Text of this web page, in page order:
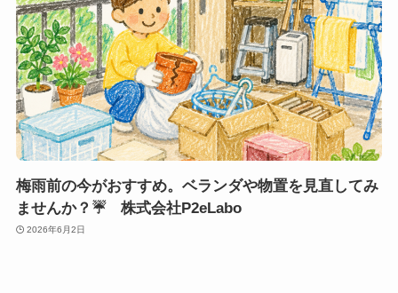
梅雨前の今がおすすめ。ベランダや物置を見直してみ
ませんか？☔ 株式会社P2eLabo
2026年6月2日